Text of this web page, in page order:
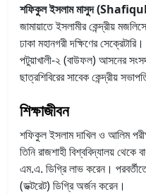
শফিকুল ইসলাম মাসুদ
জামায়াতে ইসলামীর কেন্দ্রীয়
ঢাকা মহানগরী দক্ষিণের
পটুয়াখালী-২ (বাউফল) আসনের
ছাত্রশিবিরের সাবেক কেন্দ্রীয়
শিক্ষাজীবন
শফিকুল ইসলাম দাখিল ও আলিম
তিনি রাজশাহী বিশ্ববিদ্যালয় থেকে
এম.এ. ডিগ্রি লাভ করেন।
(ডক্টরেট) ডিগ্রি অর্জন করেন।